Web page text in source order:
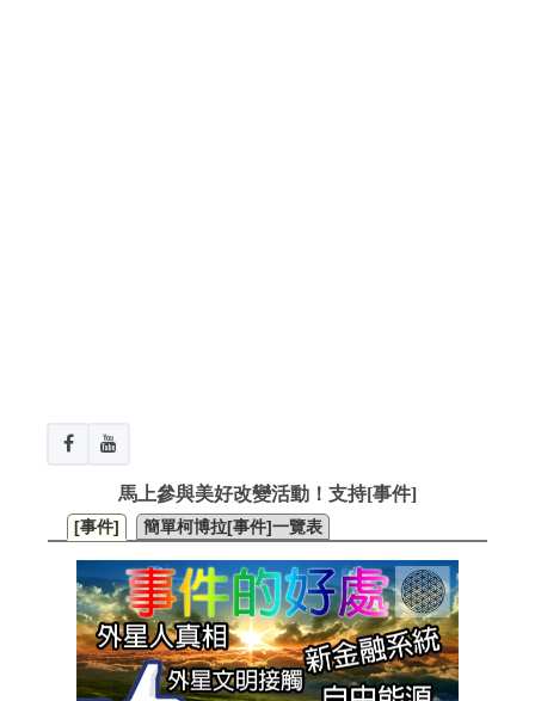
馬上參與美好改變活動！支持[事件]
[事件] 簡單柯博拉[事件]一覽表